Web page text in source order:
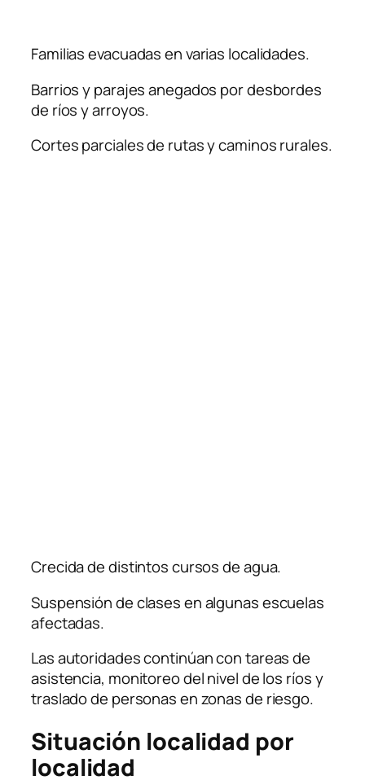
Familias evacuadas en varias localidades.
Barrios y parajes anegados por desbordes
de ríos y arroyos.
Cortes parciales de rutas y caminos rurales.
Crecida de distintos cursos de agua.
Suspensión de clases en algunas escuelas
afectadas.
Las autoridades continúan con tareas de
asistencia, monitoreo del nivel de los ríos y
traslado de personas en zonas de riesgo.
Situación localidad por
localidad